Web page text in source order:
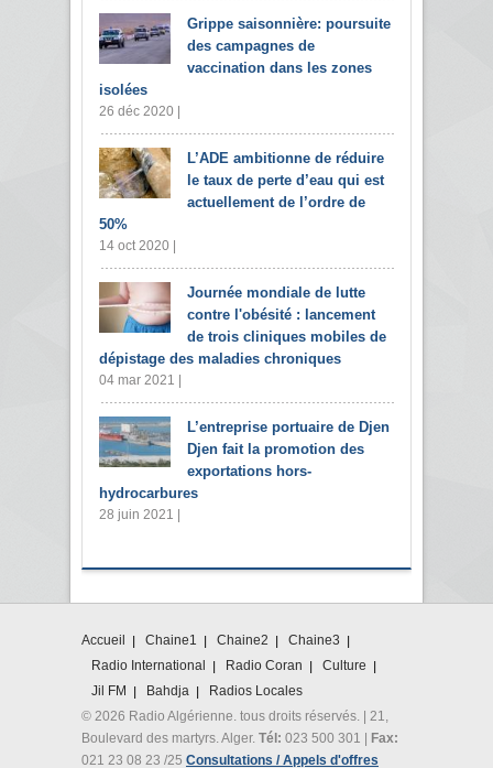
Grippe saisonnière: poursuite
des campagnes de
vaccination dans les zones
isolées
26 déc 2020 |
L’ADE ambitionne de réduire
le taux de perte d’eau qui est
actuellement de l’ordre de
50%
14 oct 2020 |
Journée mondiale de lutte
contre l'obésité : lancement
de trois cliniques mobiles de
dépistage des maladies chroniques
04 mar 2021 |
L’entreprise portuaire de Djen
Djen fait la promotion des
exportations hors-
hydrocarbures
28 juin 2021 |
Accueil Chaine1 Chaine2
Chaine3
Radio International
Radio Coran
Culture
Jil FM
Bahdja
Radios Locales
© 2026 Radio Algérienne. tous droits réservés. | 21,
Boulevard des martyrs. Alger. Tél: 023 500 301 |
Fax:
021 23 08 23 /25 Consultations / Appels d'offres